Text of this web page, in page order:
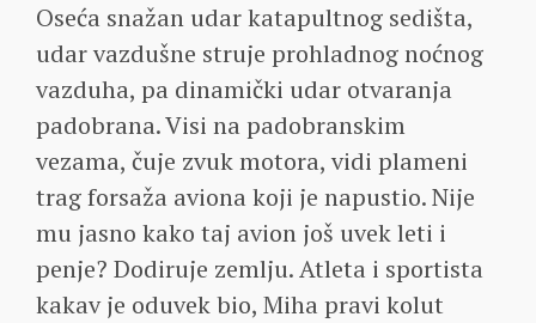
Oseća snažan udar katapultnog sedišta,
udar vazdušne struje prohladnog noćnog
vazduha, pa dinamički udar otvaranja
padobrana. Visi na padobranskim
vezama, čuje zvuk motora, vidi plameni
trag forsaža aviona koji je napustio. Nije
mu jasno kako taj avion još uvek leti i
penje? Dodiruje zemlju. Atleta i sportista
kakav je oduvek bio, Miha pravi kolut